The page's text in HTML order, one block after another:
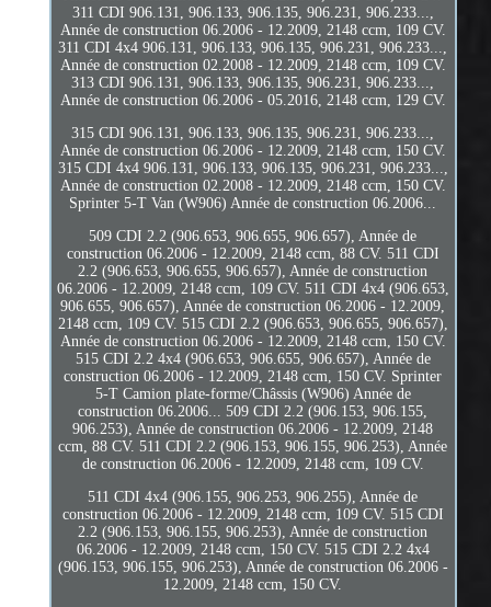
311 CDI 906.131, 906.133, 906.135, 906.231, 906.233...,
Année de construction 06.2006 - 12.2009, 2148 ccm, 109 CV.
311 CDI 4x4 906.131, 906.133, 906.135, 906.231, 906.233...,
Année de construction 02.2008 - 12.2009, 2148 ccm, 109 CV.
313 CDI 906.131, 906.133, 906.135, 906.231, 906.233...,
Année de construction 06.2006 - 05.2016, 2148 ccm, 129 CV.
315 CDI 906.131, 906.133, 906.135, 906.231, 906.233...,
Année de construction 06.2006 - 12.2009, 2148 ccm, 150 CV.
315 CDI 4x4 906.131, 906.133, 906.135, 906.231, 906.233...,
Année de construction 02.2008 - 12.2009, 2148 ccm, 150 CV.
Sprinter 5-T Van (W906) Année de construction 06.2006...
509 CDI 2.2 (906.653, 906.655, 906.657), Année de
construction 06.2006 - 12.2009, 2148 ccm, 88 CV. 511 CDI
2.2 (906.653, 906.655, 906.657), Année de construction
06.2006 - 12.2009, 2148 ccm, 109 CV. 511 CDI 4x4 (906.653,
906.655, 906.657), Année de construction 06.2006 - 12.2009,
2148 ccm, 109 CV. 515 CDI 2.2 (906.653, 906.655, 906.657),
Année de construction 06.2006 - 12.2009, 2148 ccm, 150 CV.
515 CDI 2.2 4x4 (906.653, 906.655, 906.657), Année de
construction 06.2006 - 12.2009, 2148 ccm, 150 CV. Sprinter
5-T Camion plate-forme/Châssis (W906) Année de
construction 06.2006... 509 CDI 2.2 (906.153, 906.155,
906.253), Année de construction 06.2006 - 12.2009, 2148
ccm, 88 CV. 511 CDI 2.2 (906.153, 906.155, 906.253), Année
de construction 06.2006 - 12.2009, 2148 ccm, 109 CV.
511 CDI 4x4 (906.155, 906.253, 906.255), Année de
construction 06.2006 - 12.2009, 2148 ccm, 109 CV. 515 CDI
2.2 (906.153, 906.155, 906.253), Année de construction
06.2006 - 12.2009, 2148 ccm, 150 CV. 515 CDI 2.2 4x4
(906.153, 906.155, 906.253), Année de construction 06.2006 -
12.2009, 2148 ccm, 150 CV.